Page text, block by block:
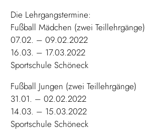
Die Lehrgangstermine:
Fußball Mädchen (zwei Teillehrgänge)
07.02. – 09.02.2022
16.03. – 17.03.2022
Sportschule Schöneck
Fußball Jungen (zwei Teillehrgänge)
31.01. – 02.02.2022
14.03. – 15.03.2022
Sportschule Schöneck